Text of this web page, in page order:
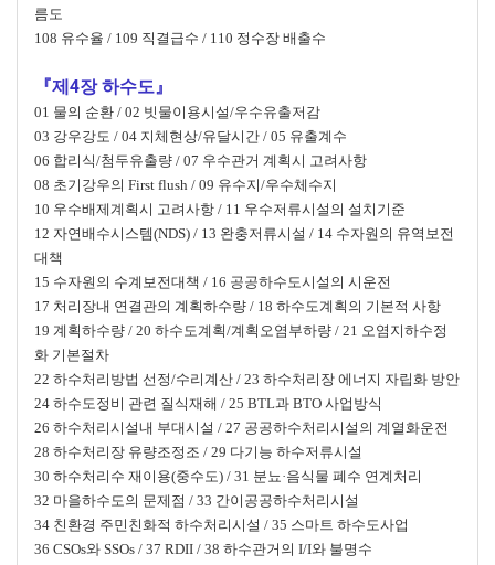
름도
108 유수율 / 109 직결급수 / 110 정수장 배출수
『제4장 하수도』
01 물의 순환 / 02 빗물이용시설/우수유출저감
03 강우강도 / 04 지체현상/유달시간 / 05 유출계수
06 합리식/첨두유출량 / 07 우수관거 계획시 고려사항
08 초기강우의 First flush / 09 유수지/우수체수지
10 우수배제계획시 고려사항 / 11 우수저류시설의 설치기준
12 자연배수시스템(NDS) / 13 완충저류시설 / 14 수자원의 유역보전
대책
15 수자원의 수계보전대책 / 16 공공하수도시설의 시운전
17 처리장내 연결관의 계획하수량 / 18 하수도계획의 기본적 사항
19 계획하수량 / 20 하수도계획/계획오염부하량 / 21 오염지하수정
화 기본절차
22 하수처리방법 선정/수리계산 / 23 하수처리장 에너지 자립화 방안
24 하수도정비 관련 질식재해 / 25 BTL과 BTO 사업방식
26 하수처리시설내 부대시설 / 27 공공하수처리시설의 계열화운전
28 하수처리장 유량조정조 / 29 다기능 하수저류시설
30 하수처리수 재이용(중수도) / 31 분뇨·음식물 폐수 연계처리
32 마을하수도의 문제점 / 33 간이공공하수처리시설
34 친환경 주민친화적 하수처리시설 / 35 스마트 하수도사업
36 CSOs와 SSOs / 37 RDII / 38 하수관거의 I/I와 불명수